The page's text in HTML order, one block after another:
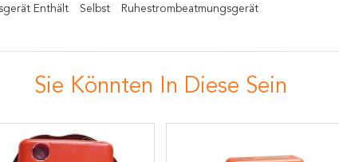
Enthält Selbst Ruhestrombeatmungsgerät
Sie Könnten In Diese Sein